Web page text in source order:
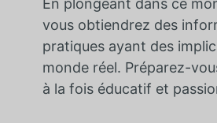
vous obtiendrez des
pratiques ayant des
monde réel. Préparez-
à la fois éducatif et